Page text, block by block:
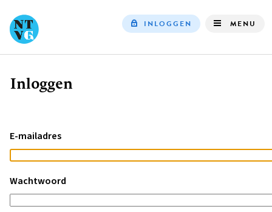
INLOGGEN MENU
Kruimelpad
Inloggen
E-mailadres
Wachtwoord